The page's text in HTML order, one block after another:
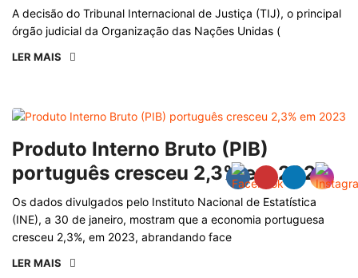
A decisão do Tribunal Internacional de Justiça (TIJ), o principal
órgão judicial da Organização das Nações Unidas (
LER MAIS
Produto Interno Bruto (PIB)
português cresceu 2,3% em 2023
Os dados divulgados pelo Instituto Nacional de Estatística
(INE), a 30 de janeiro, mostram que a economia portuguesa
cresceu 2,3%, em 2023, abrandando face
LER MAIS